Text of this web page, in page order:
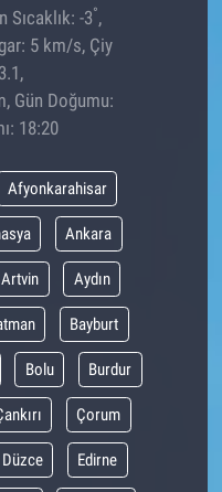
Sıcaklık: -3°,
5 km/s, Çiy
Gün Doğumu:
18:20
Afyonkarahisar
Ankara
Artvin Aydın
Bayburt
Bolu Burdur
Çorum
Düzce Edirne